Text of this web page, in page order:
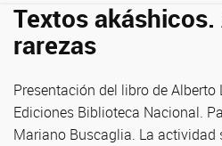
Textos
rarezas
Presentación del libro de
Ediciones Biblioteca Nacional.
Mariano Buscaglia. La actividad